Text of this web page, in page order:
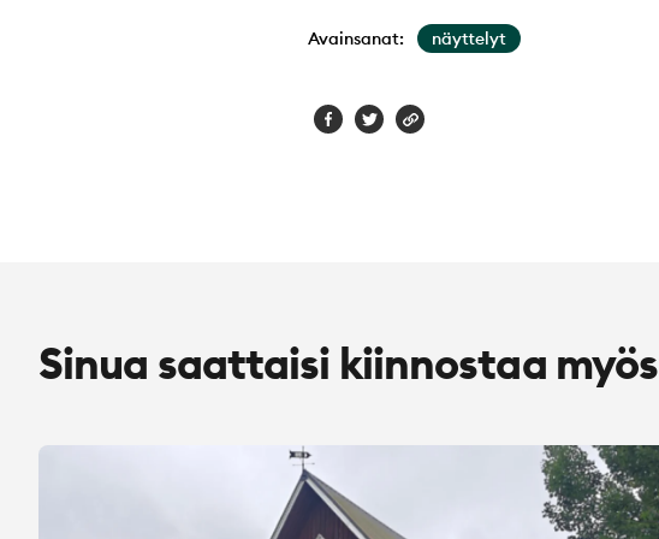
Avainsanat: näyttelyt
Sinua saattaisi kiinnostaa myös